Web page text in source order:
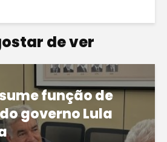
de ver
função de
governo Lula